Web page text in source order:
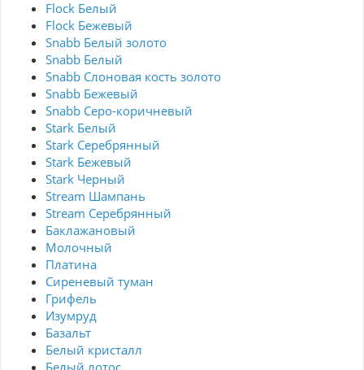
Flock Белый
Flock Бежевый
Snabb Белый золото
Snabb Белый
Snabb Слоновая кость золото
Snabb Бежевый
Snabb Серо-коричневый
Stark Белый
Stark Серебрянный
Stark Бежевый
Stark Черный
Stream Шампань
Stream Серебрянный
Баклажановый
Молочный
Платина
Сиреневый туман
Грифель
Изумруд
Базальт
Белый кристалл